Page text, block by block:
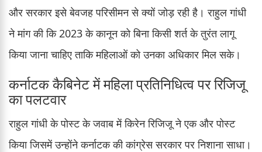
और सरकार इसे बेवजह परिसीमन से क्यों जोड़ रही है। राहुल गांधी
ने मांग की कि 2023 के कानून को बिना किसी शर्त के तुरंत लागू
किया जाना चाहिए ताकि महिलाओं को उनका अधिकार मिल सके।
कर्नाटक कैबिनेट में महिला प्रतिनिधित्व पर रिजिजू
का पलटवार
राहुल गांधी के पोस्ट के जवाब में किरेन रिजिजू ने एक और पोस्ट
किया जिसमें उन्होंने कर्नाटक की कांग्रेस सरकार पर निशाना साधा।